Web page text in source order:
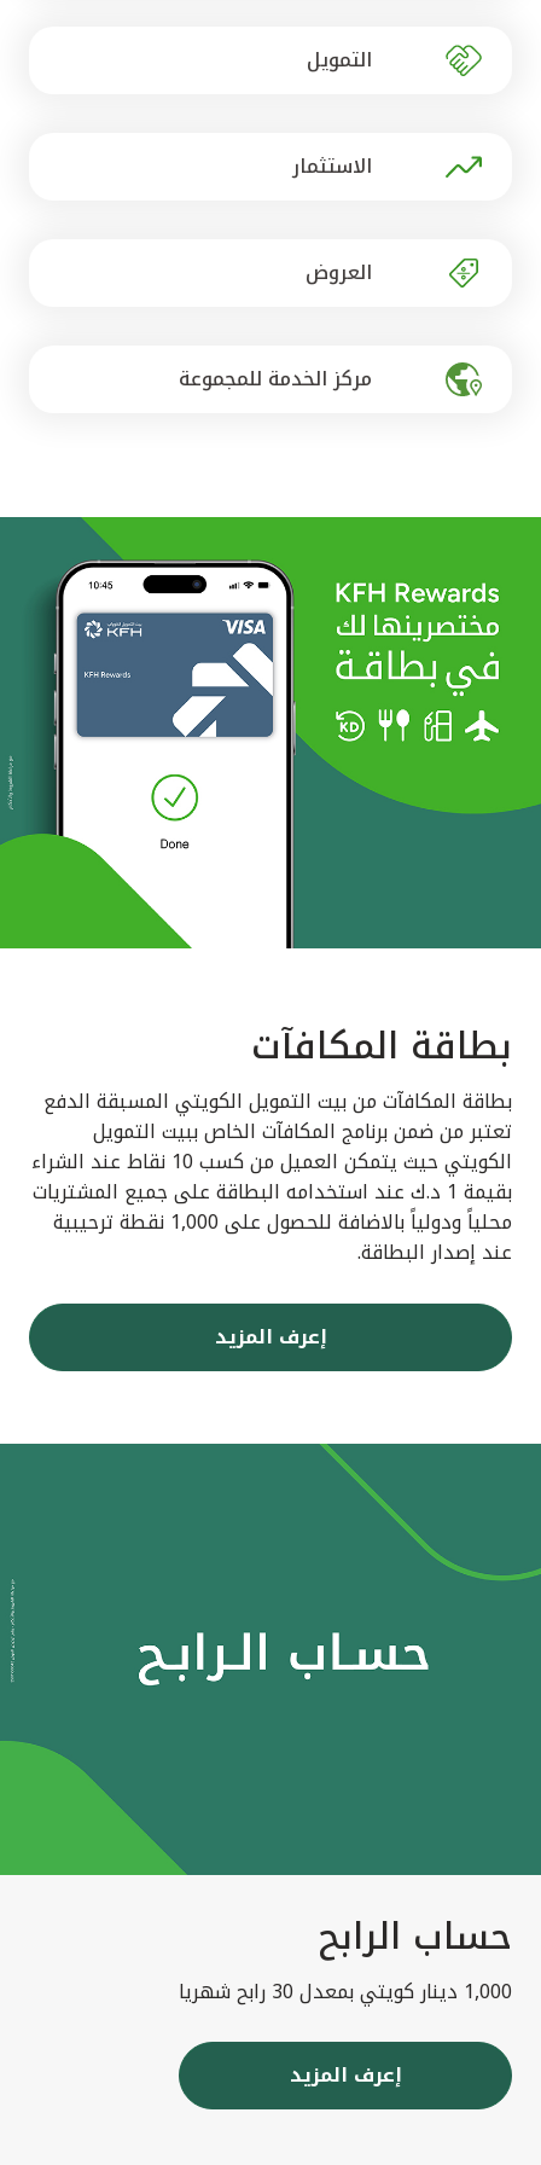
مصر
التمويل
الاستثمار
العروض
مركز الخدمة للمجموعة
بطاقة المكافآت
بطاقة المكافآت من بيت التمويل الكويتي المسبقة الدفع
تعتبر من ضمن برنامج المكافآت الخاص ببيت التمويل
الكويتي حيث يتمكن العميل من كسب 10 نقاط عند الشراء
بقيمة 1 د.ك عند استخدامه البطاقة على جميع المشتريات
محلياً ودولياً بالاضافة للحصول على 1,000 نقطة ترحيبية
عند إصدار البطاقة.
إعرف المزيد
حساب الرابح
1,000 دينار كويتي بمعدل 30 رابح شهريا
إعرف المزيد